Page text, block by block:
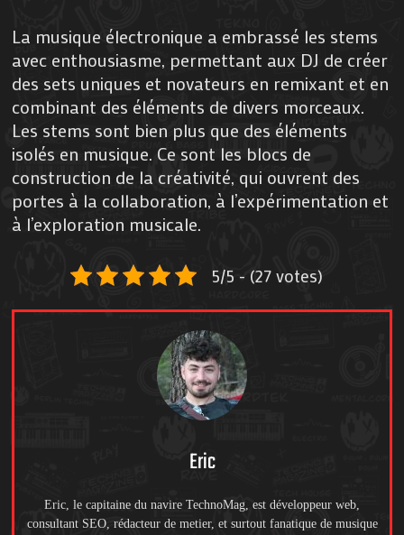
La musique électronique a embrassé les stems
avec enthousiasme, permettant aux DJ de créer
des sets uniques et novateurs en remixant et en
combinant des éléments de divers morceaux.
Les stems sont bien plus que des éléments
isolés en musique. Ce sont les blocs de
construction de la créativité, qui ouvrent des
portes à la collaboration, à l’expérimentation et
à l’exploration musicale.
5/5 - (27 votes)
Eric
Eric, le capitaine du navire TechnoMag, est développeur web,
consultant SEO, rédacteur de metier, et surtout fanatique de musique